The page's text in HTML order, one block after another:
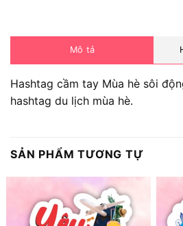
Mô tả
Hashtag cầm tay Mùa hè sôi
hashtag du lịch mùa hè.
SẢN PHẨM TƯƠNG TỰ